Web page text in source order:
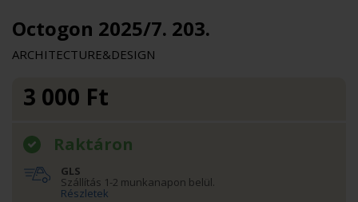
Octogon 2025/7. 203.
ARCHITECTURE&DESIGN
3 000 Ft
Raktáron
GLS
Szállítás 1-2 munkanapon belül.
Részletek